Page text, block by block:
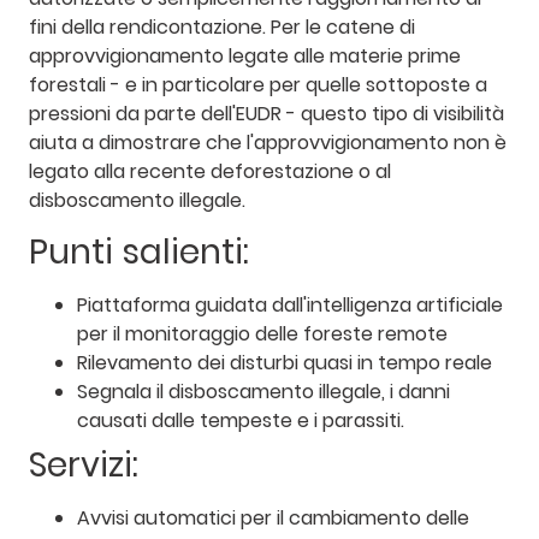
fini della rendicontazione. Per le catene di
approvvigionamento legate alle materie prime
forestali - e in particolare per quelle sottoposte a
pressioni da parte dell'EUDR - questo tipo di visibilità
aiuta a dimostrare che l'approvvigionamento non è
legato alla recente deforestazione o al
disboscamento illegale.
Punti salienti:
Piattaforma guidata dall'intelligenza artificiale
per il monitoraggio delle foreste remote
Rilevamento dei disturbi quasi in tempo reale
Segnala il disboscamento illegale, i danni
causati dalle tempeste e i parassiti.
Servizi:
Avvisi automatici per il cambiamento delle